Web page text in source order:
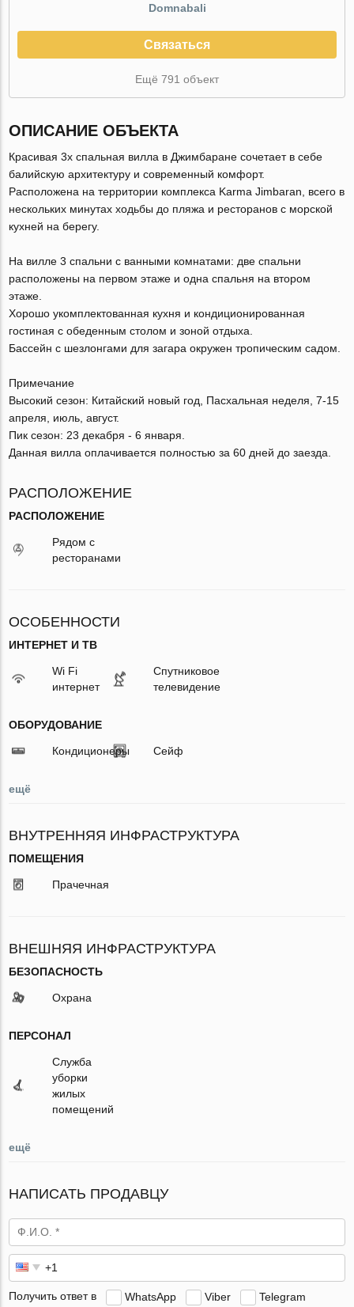
Domnabali
Связаться
Ещё 791 объект
ОПИСАНИЕ ОБЪЕКТА
Красивая 3х спальная вилла в Джимбаране сочетает в себе
балийскую архитектуру и современный комфорт.
Расположена на территории комплекса Karma Jimbaran, всего в
нескольких минутах ходьбы до пляжа и ресторанов с морской
кухней на берегу.
На вилле 3 спальни с ванными комнатами: две спальни
расположены на первом этаже и одна спальня на втором
этаже.
Хорошо укомплектованная кухня и кондиционированная
гостиная с обеденным столом и зоной отдыха.
Бассейн с шезлонгами для загара окружен тропическим садом.
Примечание
Высокий сезон: Китайский новый год, Пасхальная неделя, 7-15
апреля, июль, август.
Пик сезон: 23 декабря - 6 января.
Данная вилла оплачивается полностью за 60 дней до заезда.
РАСПОЛОЖЕНИЕ
РАСПОЛОЖЕНИЕ
Рядом с
ресторанами
ОСОБЕННОСТИ
ИНТЕРНЕТ И ТВ
Wi Fi
интернет
Спутниковое
телевидение
ОБОРУДОВАНИЕ
Кондиционеры Сейф
ещё
ВНУТРЕННЯЯ ИНФРАСТРУКТУРА
ПОМЕЩЕНИЯ
Прачечная
ВНЕШНЯЯ ИНФРАСТРУКТУРА
БЕЗОПАСНОСТЬ
Охрана
ПЕРСОНАЛ
Служба
уборки
жилых
помещений
ещё
НАПИСАТЬ ПРОДАВЦУ
Получить ответ в WhatsApp Viber Telegram